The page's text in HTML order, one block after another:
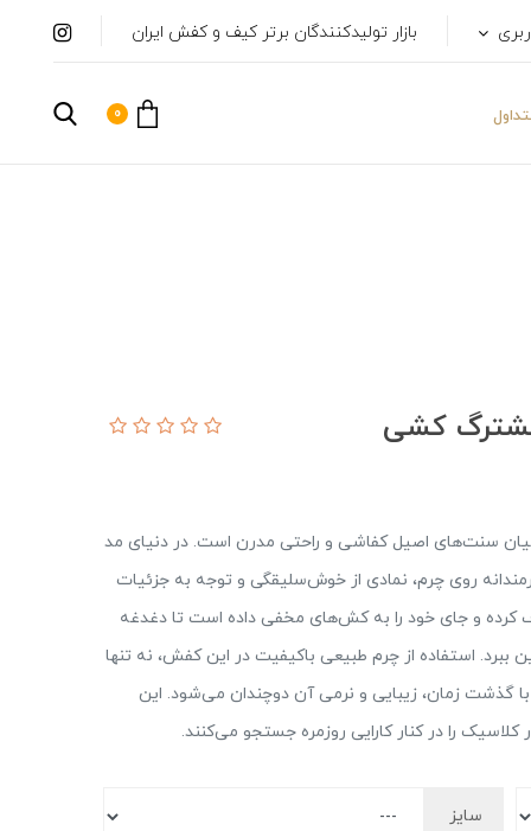
بازار تولیدکنندگان برتر کیف و کفش ایران
0
کشی
سنت‌های اصیل کفاشی و راحتی مدرن است. در دنیای مد
روی چرم، نمادی از خوش‌سلیقگی و توجه به جزئیات
کرده و جای خود را به کش‌های مخفی داده است تا دغدغه
ببرد. استفاده از چرم طبیعی باکیفیت در این کفش، نه تنها
با گذشت زمان، زیبایی و نرمی آن دوچندان می‌شود. این
را در کنار کارایی روزمره جستجو می‌کنند.
سایز